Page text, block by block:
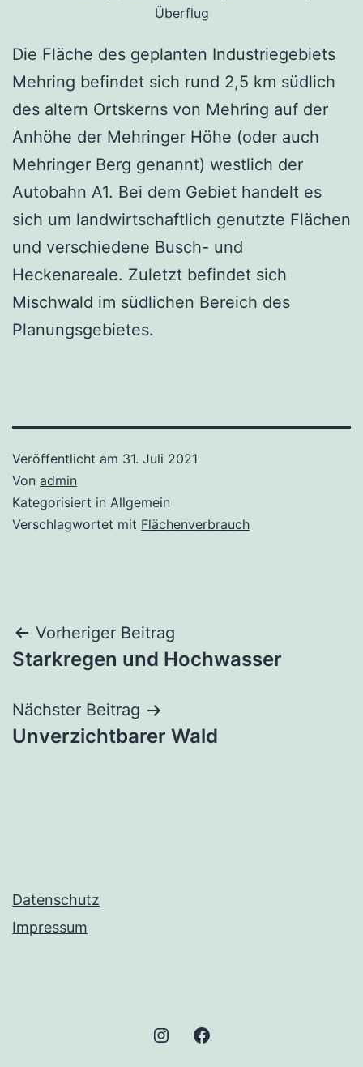
Überflug
Die Fläche des geplanten Industriegebiets
Mehring befindet sich rund 2,5 km südlich
des altern Ortskerns von Mehring auf der
Anhöhe der Mehringer Höhe (oder auch
Mehringer Berg genannt) westlich der
Autobahn A1. Bei dem Gebiet handelt es
sich um landwirtschaftlich genutzte Flächen
und verschiedene Busch- und
Heckenareale. Zuletzt befindet sich
Mischwald im südlichen Bereich des
Planungsgebietes.
Veröffentlicht am 31. Juli 2021
Von admin
Kategorisiert in Allgemein
Verschlagwortet mit Flächenverbrauch
Beitrags-
Navigation
Vorheriger Beitrag
Starkregen und Hochwasser
Nächster Beitrag
Unverzichtbarer Wald
Datenschutz
Impressum
Instagram